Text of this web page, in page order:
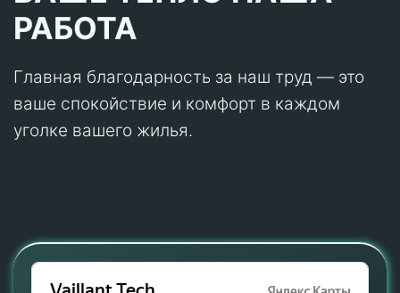
РАБОТА
Главная благодарность за наш труд — это
ваше спокойствие и комфорт в каждом
уголке вашего жилья.